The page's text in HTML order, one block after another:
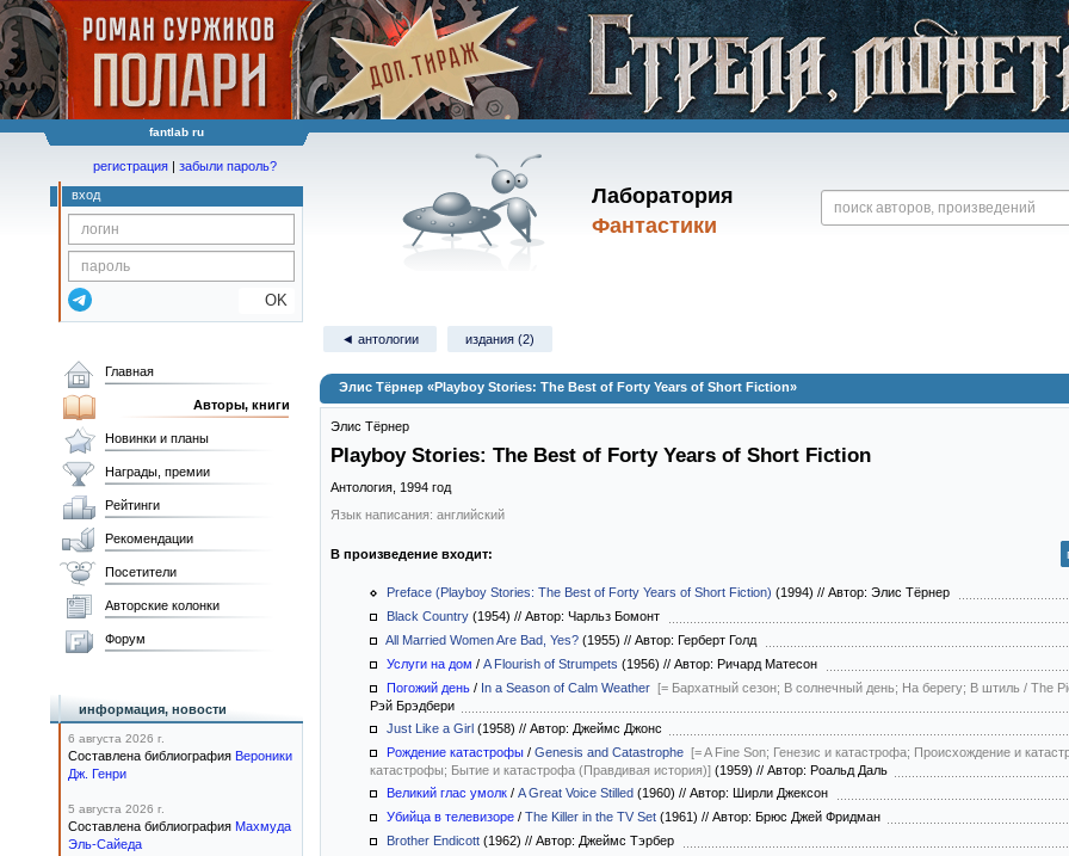
fantlab ru
Лаборатория
Фантастики
регистрация | забыли пароль?
вход
OK
◄ антологии издания (2)
Элис Тёрнер «Playboy Stories: The Best of Forty Years of Short Fiction»
Элис Тёрнер
Playboy Stories: The Best of Forty Years of Short Fiction
Антология, 1994 год
Язык написания: английский
В произведение входит:
Preface (Playboy Stories: The Best of Forty Years of Short Fiction) (1994) // Автор: Элис Тёрнер
Black Country (1954) // Автор: Чарльз Бомонт
All Married Women Are Bad, Yes? (1955) // Автор: Герберт Голд
Услуги на дом / A Flourish of Strumpets (1956) // Автор: Ричард Матесон
Погожий день / In a Season of Calm Weather [= Бархатный сезон; В солнечный день; На берегу; В штиль / The
Рэй Брэдбери
Just Like a Girl (1958) // Автор: Джеймс Джонс
Рождение катастрофы / Genesis and Catastrophe [= A Fine Son; Генезис и катастрофа; Происхождение и
катастрофы; Бытие и катастрофа (Правдивая история)] (1959) // Автор: Роальд Даль
Великий глас умолк / A Great Voice Stilled (1960) // Автор: Ширли Джексон
Убийца в телевизоре / The Killer in the TV Set (1961) // Автор: Брюс Джей Фридман
Brother Endicott (1962) // Автор: Джеймс Тэрбер
Главная
Авторы, книги
Новинки и планы
Награды, премии
Рейтинги
Рекомендации
Посетители
Авторские колонки
Форум
информация, новости
6 августа 2026 г.
Составлена библиография Вероники
Дж. Генри
5 августа 2026 г.
Составлена библиография Махмуда
Эль-Сайеда